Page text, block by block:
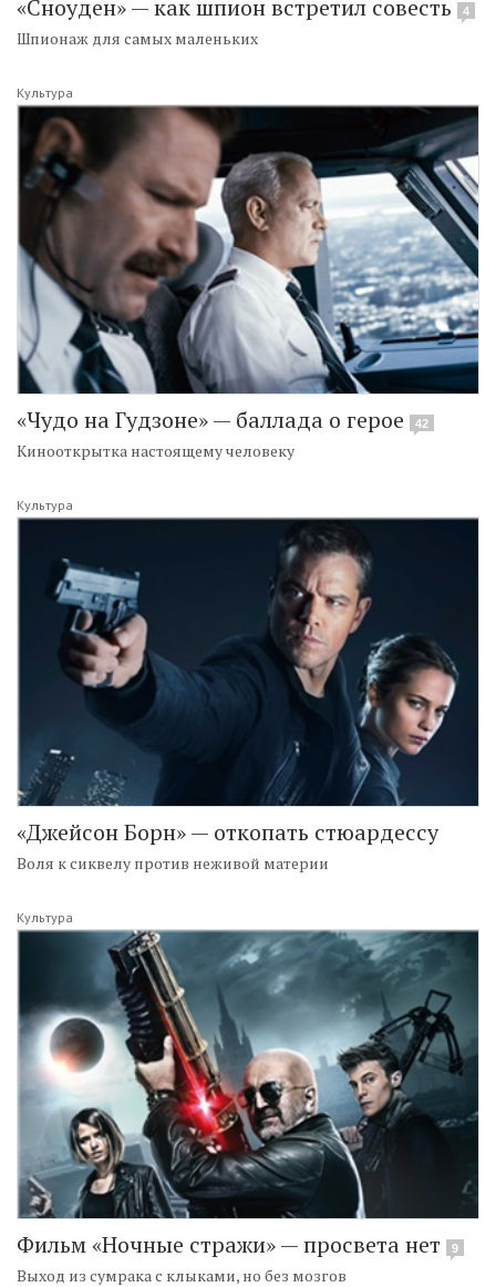
«Сноуден» — как шпион встретил совесть 4
Шпионаж для самых маленьких
Культура
«Чудо на Гудзоне» — баллада о герое 42
Кинооткрытка настоящему человеку
Культура
«Джейсон Борн» — откопать стюардессу
Воля к сиквелу против неживой материи
Культура
Фильм «Ночные стражи» — просвета нет 9
Выход из сумрака с клыками, но без мозгов